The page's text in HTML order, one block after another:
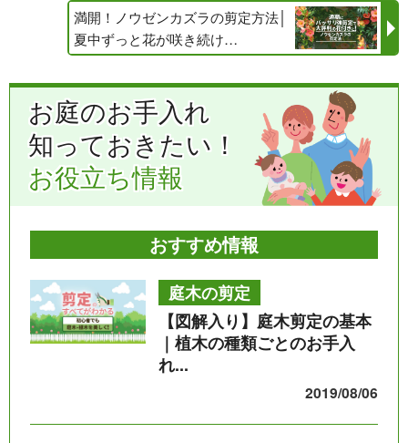
満開！ノウゼンカズラの剪定方法│
夏中ずっと花が咲き続け…
お庭のお手入れ
知っておきたい！
お役立ち情報
おすすめ情報
庭木の剪定
【図解入り】庭木剪定の基本
｜植木の種類ごとのお手入
れ...
2019/08/06